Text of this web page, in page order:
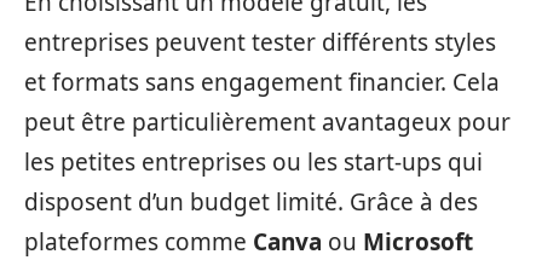
entreprises peuvent tester différents styles
et formats sans engagement financier. Cela
peut être particulièrement avantageux pour
les petites entreprises ou les start-ups qui
disposent d’un budget limité. Grâce à des
plateformes comme Canva ou Microsoft